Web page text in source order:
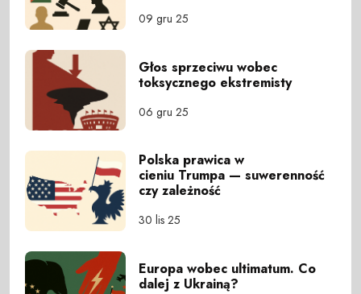
09 gru 25
Głos sprzeciwu wobec
toksycznego ekstremisty
06 gru 25
Polska prawica w
cieniu Trumpa — suwerenność
czy zależność
30 lis 25
Europa wobec ultimatum. Co
dalej z Ukrainą?